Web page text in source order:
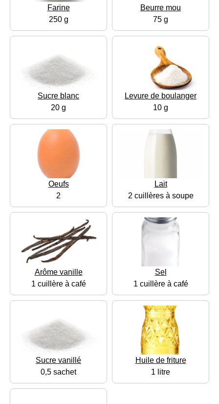
Farine
250 g
Beurre mou
75 g
Sucre blanc
20 g
Levure de boulanger
10 g
Oeufs
2
Lait
2 cuillères à soupe
Arôme vanille
1 cuillère à café
Sel
1 cuillère à café
Sucre vanillé
0,5 sachet
Huile de friture
1 litre